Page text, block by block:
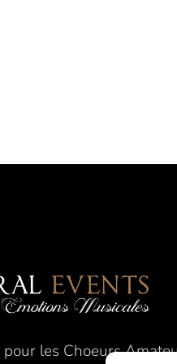
pour les Choeurs